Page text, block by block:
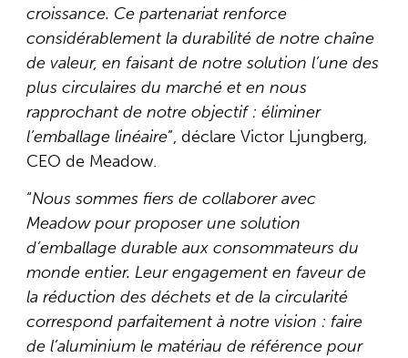
croissance. Ce partenariat renforce
considérablement la durabilité de notre chaîne
de valeur, en faisant de notre solution l’une des
plus circulaires du marché et en nous
rapprochant de notre objectif : éliminer
l’emballage linéaire”, déclare Victor Ljungberg,
CEO de Meadow.
“Nous sommes fiers de collaborer avec
Meadow pour proposer une solution
d’emballage durable aux consommateurs du
monde entier. Leur engagement en faveur de
la réduction des déchets et de la circularité
correspond parfaitement à notre vision : faire
de l’aluminium le matériau de référence pour